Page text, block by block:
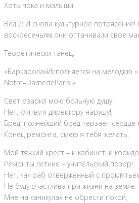
Хоть пока и малыши.
Вед.2: И снова культурное
воскресеньям они оттачивали свое
Теоретически танец.
«Баркарола»Исполняется на мелодию
Notre–DamedeParis ».
Свет озарил мою больную душу.
Нет, клятву я директору нарушу!
Бред, полнейший бред терзает сердце
Конец ремонта, смею я тебя желать.
Мой тяжкий крест – и кабинет, и
Ремонты летние – учительский позор!
Нет, как раб отверженный с
Не буду счастлива при жизни на земле.
Мне на каникулах не обрести покой,